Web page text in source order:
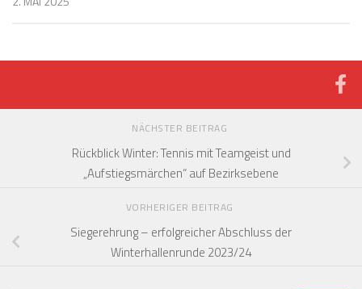
NÄCHSTER BEITRAG
Rückblick Winter: Tennis mit Teamgeist und
„Aufstiegsmärchen“ auf Bezirksebene
VORHERIGER BEITRAG
Siegerehrung – erfolgreicher Abschluss der
Winterhallenrunde 2023/24